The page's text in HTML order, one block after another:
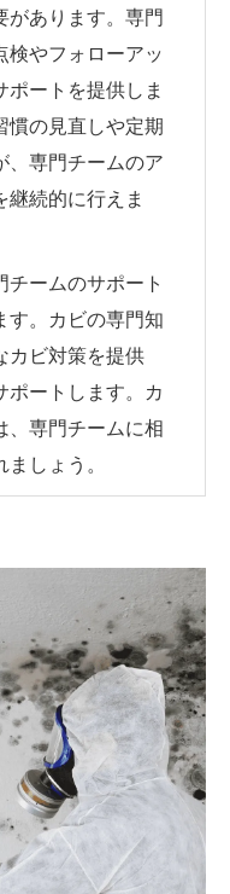
があります。専門
検やフォローアッ
ポートを提供しま
慣の見直しや定期
、専門チームのア
継続的に行えま
チームのサポート
す。カビの専門知
カビ対策を提供
ポートします。カ
、専門チームに相
しょう。